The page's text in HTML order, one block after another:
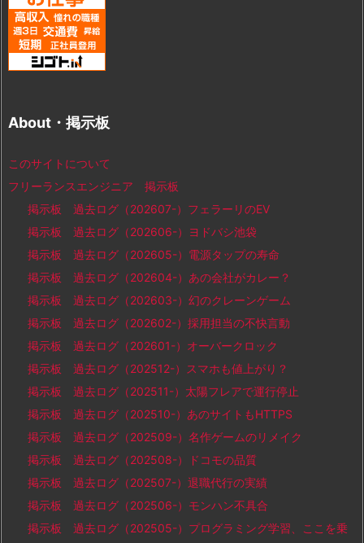
About・掲示板
このサイトについて
フリーランスエンジニア 掲示板
掲示板 過去ログ（202607-）フェラーリのEV
掲示板 過去ログ（202606-）ヨドバシ池袋
掲示板 過去ログ（202605-）電源タップの寿命
掲示板 過去ログ（202604-）あの会社がカレー？
掲示板 過去ログ（202603-）幻のクレーンゲーム
掲示板 過去ログ（202602-）採用担当の不快言動
掲示板 過去ログ（202601-）オーバークロック
掲示板 過去ログ（202512-）スマホも値上がり？
掲示板 過去ログ（202511-）太陽フレアで運行停止
掲示板 過去ログ（202510-）あのサイトもHTTPS
掲示板 過去ログ（202509-）名作ゲームのリメイク
掲示板 過去ログ（202508-）ドコモの品質
掲示板 過去ログ（202507-）退職代行の実績
掲示板 過去ログ（202506-）モンハン不具合
掲示板 過去ログ（202505-）プログラミング学習、ここを乗